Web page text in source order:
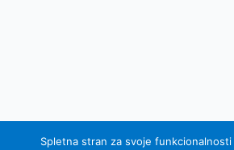
Spletna stran za svoje